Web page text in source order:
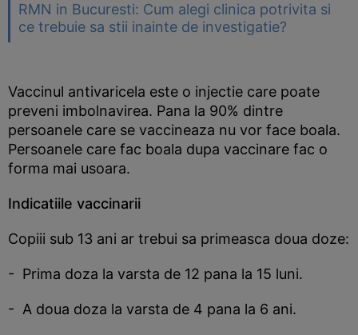
RMN in Bucuresti: Cum alegi clinica potrivita si
ce trebuie sa stii inainte de investigatie?
Vaccinul antivaricela este o injectie care poate
preveni imbolnavirea. Pana la 90% dintre
persoanele care se vaccineaza nu vor face boala.
Persoanele care fac boala dupa vaccinare fac o
forma mai usoara.
Indicatiile vaccinarii
Copiii sub 13 ani ar trebui sa primeasca doua doze:
- Prima doza la varsta de 12 pana la 15 luni.
- A doua doza la varsta de 4 pana la 6 ani.